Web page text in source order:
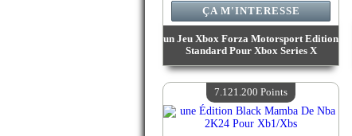
un Jeu Xbox Forza Motorsport Edition
Standard Pour Xbox Series X
Valeur :7 544 700 Points
Quantité Disponible :4
ÇA M'INTERESSE
7.121.200 Points